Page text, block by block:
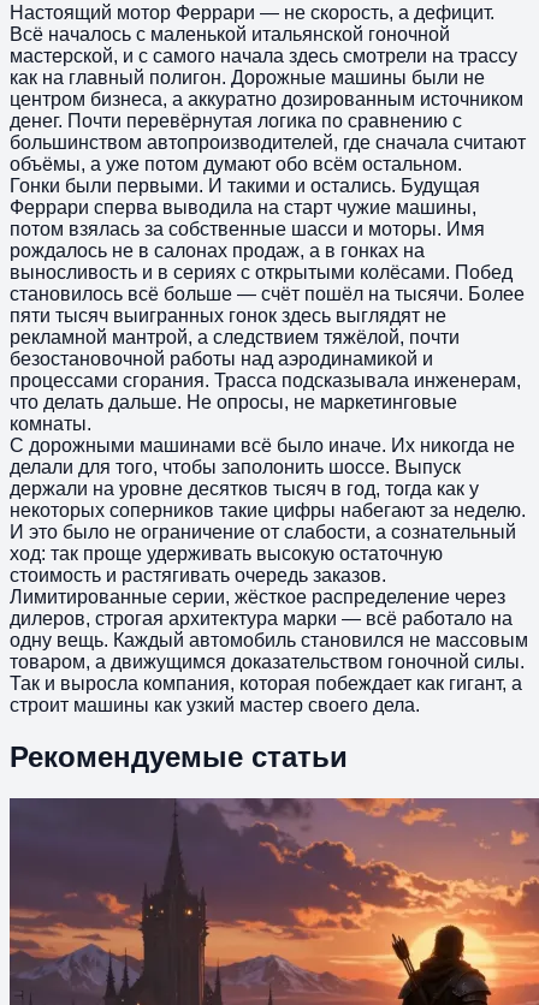
Настоящий мотор Феррари — не скорость, а дефицит.
Всё началось с маленькой итальянской гоночной
мастерской, и с самого начала здесь смотрели на трассу
как на главный полигон. Дорожные машины были не
центром бизнеса, а аккуратно дозированным источником
денег. Почти перевёрнутая логика по сравнению с
большинством автопроизводителей, где сначала считают
объёмы, а уже потом думают обо всём остальном.
Гонки были первыми. И такими и остались. Будущая
Феррари сперва выводила на старт чужие машины,
потом взялась за собственные шасси и моторы. Имя
рождалось не в салонах продаж, а в гонках на
выносливость и в сериях с открытыми колёсами. Побед
становилось всё больше — счёт пошёл на тысячи. Более
пяти тысяч выигранных гонок здесь выглядят не
рекламной мантрой, а следствием тяжёлой, почти
безостановочной работы над аэродинамикой и
процессами сгорания. Трасса подсказывала инженерам,
что делать дальше. Не опросы, не маркетинговые
комнаты.
С дорожными машинами всё было иначе. Их никогда не
делали для того, чтобы заполонить шоссе. Выпуск
держали на уровне десятков тысяч в год, тогда как у
некоторых соперников такие цифры набегают за неделю.
И это было не ограничение от слабости, а сознательный
ход: так проще удерживать высокую остаточную
стоимость и растягивать очередь заказов.
Лимитированные серии, жёсткое распределение через
дилеров, строгая архитектура марки — всё работало на
одну вещь. Каждый автомобиль становился не массовым
товаром, а движущимся доказательством гоночной силы.
Так и выросла компания, которая побеждает как гигант, а
строит машины как узкий мастер своего дела.
Рекомендуемые статьи